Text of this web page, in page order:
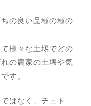
の良い品種の種の
様々な土壌でどの
の農家の土壌や気
す。
はなく、チェト